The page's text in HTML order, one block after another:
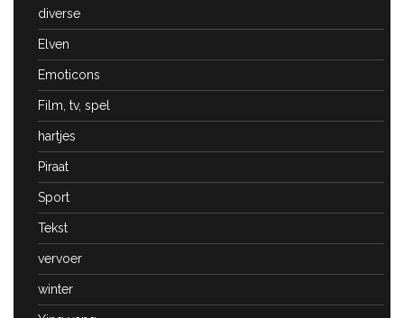
diverse
Elven
Emoticons
Film, tv, spel
hartjes
Piraat
Sport
Tekst
vervoer
winter